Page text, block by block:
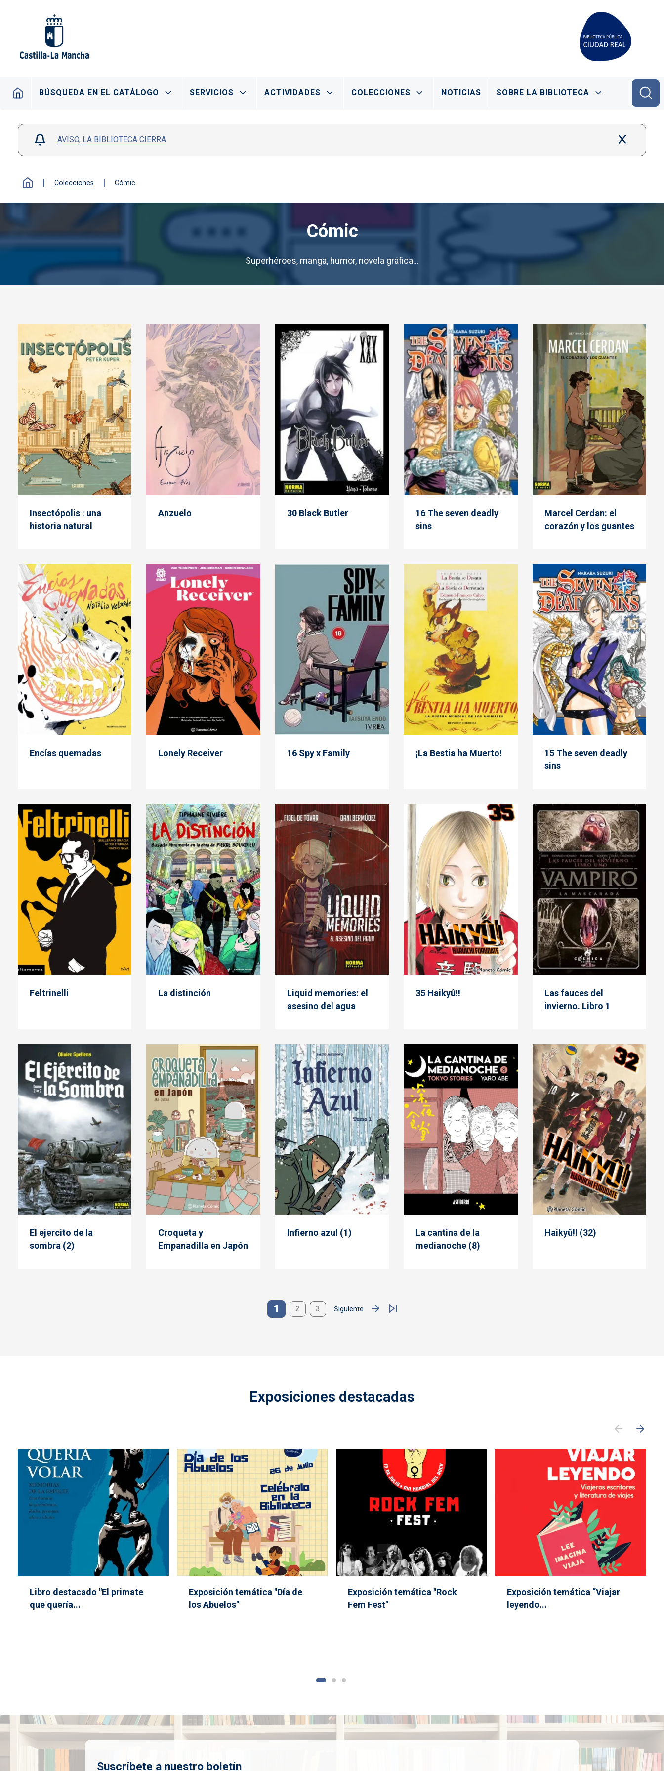
Navegación principal
BÚSQUEDA EN EL CATÁLOGO SERVICIOS ACTIVIDADES COLECCIONES NOTICIAS SOBRE LA BIBLIOTECA
AVISO, LA BIBLIOTECA CIERRA
Colecciones Cómic
Cómic
Superhéroes, manga, humor, novela gráfica...
Imagen
Insectópolis : una
historia natural
Anzuelo 30 Black Butler
16 The seven deadly
sins
Marcel Cerdan: el
corazón y los guantes
Encías quemadas Lonely Receiver 16 Spy x Family ¡La Bestia ha Muerto!
15 The seven deadly
sins
Feltrinelli La distinción
Liquid memories: el
asesino del agua
35 Haikyû!!
Las fauces del
invierno. Libro 1
El ejercito de la
sombra (2)
Croqueta y
Empanadilla en Japón
Infierno azul (1)
La cantina de la
medianoche (8)
Haikyû!! (32)
1 2 3 Siguiente
Siguiente página
Exposiciones destacadas
Libro destacado "El primate
que quería...
Exposición temática "Día de
los Abuelos"
Exposición temática "Rock
Fem Fest"
Exposición temática “Viajar
leyendo...
Suscríbete a nuestro boletín